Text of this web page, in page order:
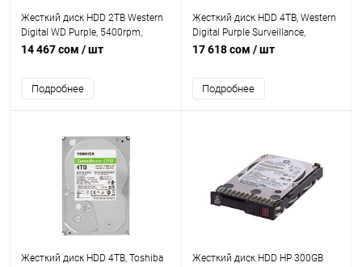
Жесткий диск HDD 2TB Western
Digital WD Purple, 5400rpm,
64MB, SATAIII [WD23PURZ]
14 467 сом / шт
Подробнее
Жесткий диск HDD 4TB, Western
Digital Purple Surveillance,
5400rpm, 128MB Cache, SATAIII
17 618 сом / шт
Подробнее
Жесткий диск HDD 4TB, Toshiba Жесткий диск HDD HP 300GB